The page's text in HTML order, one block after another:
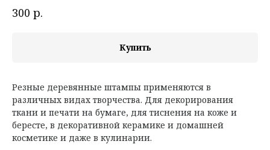
300 р.
Купить
Резные деревянные штампы применяются в
различных видах творчества. Для декорирования
ткани и печати на бумаге, для тиснения на коже и
бересте, в декоративной керамике и домашней
косметике и даже в кулинарии.